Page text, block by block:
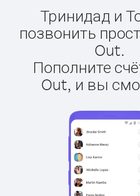
Тринидад и
позвонить
Out.
Пополните
Out, и вы